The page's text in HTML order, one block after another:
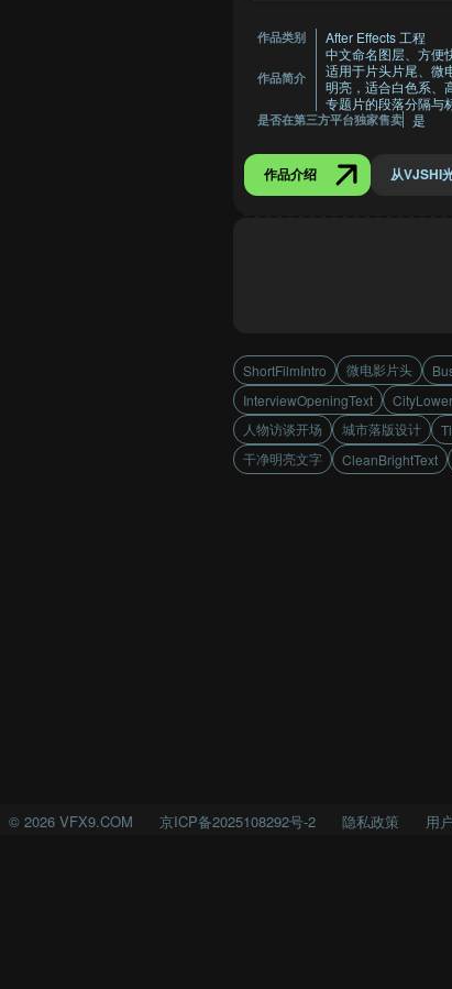
© 2026 VFX9.COM 京ICP备2025108292号-2 隐私政策 用
作品类别 After Effects 工程
作品简介
中文命名图层、方便
适用于片头片尾、微
明亮，适合白色系、
专题片的段落分隔与
是否在第三方平台独家售卖 是
作品介绍 从VJSHI
ShortFilmIntro 微电影片头
InterviewOpeningText
人物访谈开场
城市落版设计
干净明亮文字
CleanBrightText